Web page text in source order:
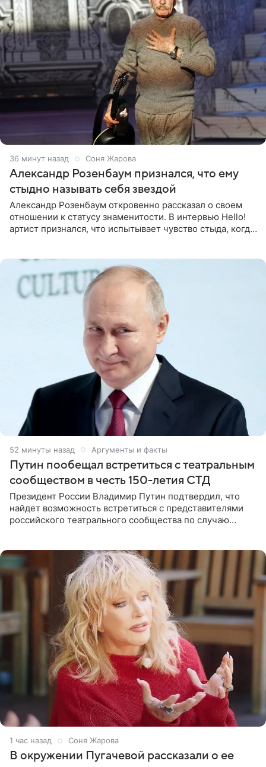
37 минут назад Соня Жарова
Александр Розенбаум признался, что ему
стыдно называть себя звездой
Александр Розенбаум откровенно рассказал о своем
отношении к статусу знаменитости. В интервью Hello!
артист признался, что испытывает чувство стыда, когда
53 минуты назад Аргументы и факты
Путин пообещал встретиться с театральным
сообществом в честь 150-летия СТД
Президент России Владимир Путин подтвердил, что
найдет возможность встретиться с представителями
российского театрального сообщества по случаю
1 час назад Соня Жарова
В окружении Пугачевой рассказали о ее